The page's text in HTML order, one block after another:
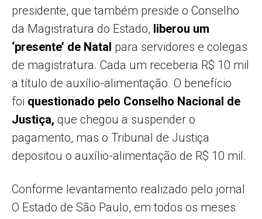
presidente, que também preside o Conselho
da Magistratura do Estado, liberou um
‘presente’ de Natal para servidores e colegas
de magistratura. Cada um receberia R$ 10 mil
a título de auxílio-alimentação. O benefício
foi questionado pelo Conselho Nacional de
Justiça, que chegou a suspender o
pagamento, mas o Tribunal de Justiça
depositou o auxílio-alimentação de R$ 10 mil.
Conforme levantamento realizado pelo jornal
O Estado de São Paulo, em todos os meses